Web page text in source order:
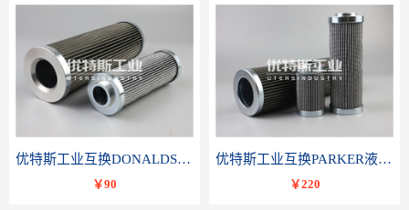
优特斯工业互换DONALDSON唐纳森液压滤芯P566336
￥90
优特斯工业互换PARKER液压油滤芯TXWL8C-GDL10
￥220